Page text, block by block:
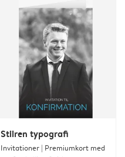
Stilren typografi
Invitationer | Premiumkort med